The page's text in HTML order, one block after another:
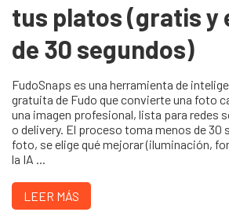
tus platos (gratis y
de 30 segundos)
FudoSnaps es una herramienta de
gratuita de Fudo que convierte una foto
una imagen profesional, lista para redes
o delivery. El proceso toma menos de 30
foto, se elige qué mejorar (iluminación,
la IA ...
LEER MÁS